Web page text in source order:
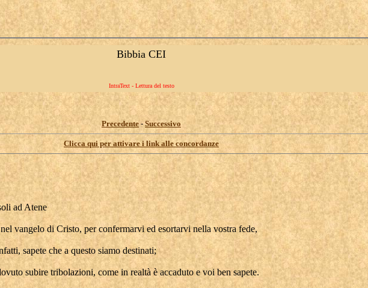
Bibbia CEI
IntraText - Lettura del testo
Precedente-Successivo
Clicca qui per attivare i link alle concordanze
ad Atene
vangelo di Cristo, per confermarvi ed esortarvi nella vostra fede,
sapete che a questo siamo destinati;
subire tribolazioni, come in realtà è accaduto e voi ben sapete.